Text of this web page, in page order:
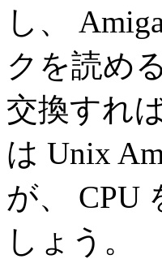
し、
クを読め
交換すれ
は Unix
が、 CPU
しょう。